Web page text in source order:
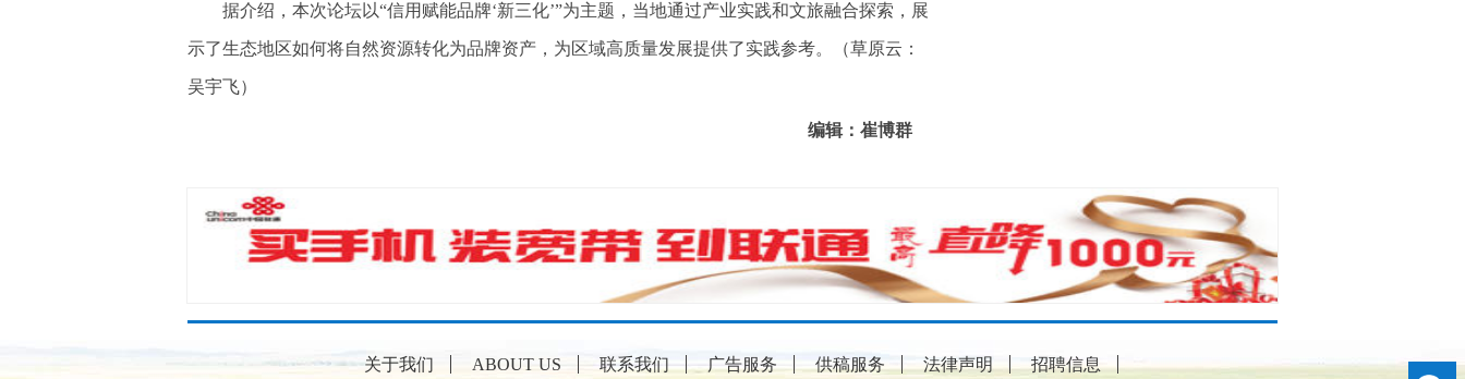
据介绍，本次论坛以“信用赋能品牌‘新三化’”为主题，当地通过产业实践和文旅融合探索，展
示了生态地区如何将自然资源转化为品牌资产，为区域高质量发展提供了实践参考。（草原云：
吴宇飞）
编辑：崔博群
关于我们 ABOUT US 联系我们 广告服务 供稿服务 法律声明 招聘信息